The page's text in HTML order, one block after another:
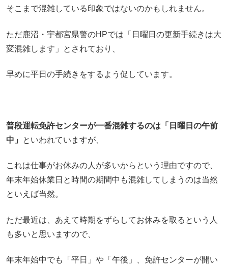
そこまで混雑している印象ではないのかもしれません。
ただ鹿沼・宇都宮県警のHPでは「日曜日の更新手続きは大
変混雑します」とされており、
早めに平日の手続きをするよう促しています。
普段運転免許センターが一番混雑するのは「日曜日の午前
中」
といわれていますが、
これは仕事がお休みの人が多いからという理由ですので、
年末年始休業日と時間の期間中も混雑してしまうのは当然
といえば当然。
ただ最近は、あえて時期をずらしてお休みを取るという人
も多いと思いますので、
年末年始中でも「平日」や「午後」、免許センターが開い